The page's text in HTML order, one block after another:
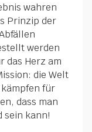
wahren
Prinzip der
werden
das Herz am
die Welt
für
dass man
sein kann!